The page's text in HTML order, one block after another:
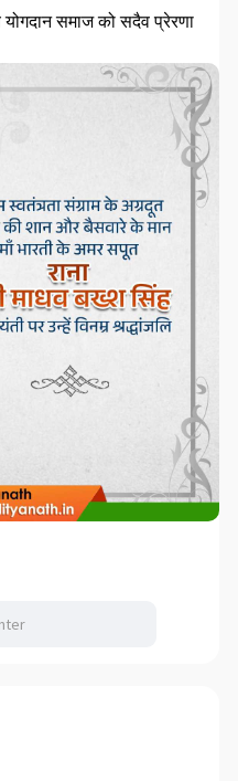
योगदान समाज को सदैव प्रेरणा